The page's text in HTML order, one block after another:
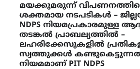
മയക്കുമരുന്ന്
ശക്തമായ നടപടികൾ –
NDPS നിയമപ്രകാരമുള്ള
തടങ്കൽ പ്രാബല്യത്തിൽ –
ലഹരിക്കേസുകളിൽ
സ്വത്തുക്കൾ
നിയമമാണ് PIT NDPS